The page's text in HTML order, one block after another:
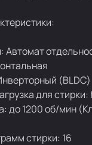
Автомат
(BLDC)
для стирки:
до 1200 об/мин
стирки: 16